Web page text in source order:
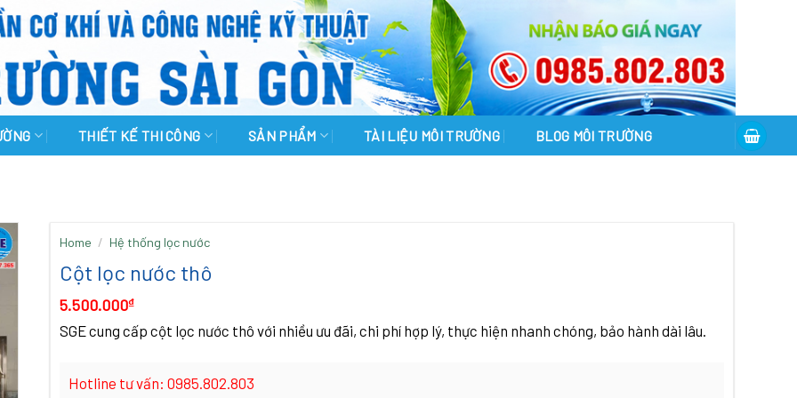
THIẾT KẾ THI CÔNG SẢN PHẨM TÀI LIỆU MÔI TRƯỜNG BLOG MÔI TRƯỜNG
Home / Hệ thống lọc nước
Cột lọc nước thô
5.500.000₫
SGE cung cấp cột lọc nước thô với nhiều ưu đãi, chi phí hợp lý, thực hiện nhanh chóng, bảo hành dài lâu.
Hotline tư vấn: 0985.802.803